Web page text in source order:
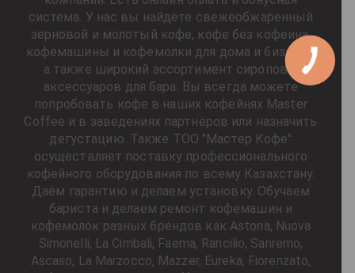
система. У нас вы найдёте свежеобжаренный
зерновой и молотый кофе, кофе без кофеина,
кофемашины и кофемолки для дома и бизнеса,
а также широкий ассортимент сиропов и
аксессуаров для бара. Вы всегда можете
попробовать кофе в наших кофейнях Master
Coffee и в заведениях партнёров или назначить
дегустацию. Также ТОО "Мастер Кофе"
осуществляет поставку профессионального
кофейного оборудования по всему Казахстану.
Даём гарантию и делаем установку. Обучаем
бариста и делаем ремонт кофемашин и
кофемолок разных брендов как Astoria, Nuova
Simonelli, La Cimbali, Faema, Rancilio, Sanremo,
Ascaso, La Marzocco, Mazzer, Eureka, Fiorenzato,